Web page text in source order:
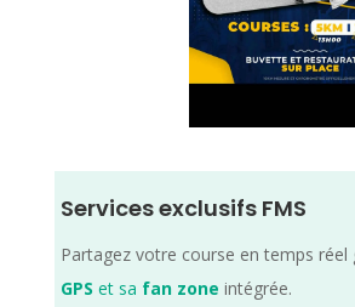
Services exclusifs FMS
Partagez votre course en temps réel
GPS et sa fan zone intégrée.